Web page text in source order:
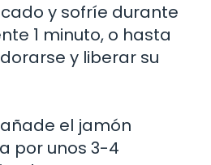
y sofríe durante
1 minuto, o hasta
y liberar su
el jamón
por unos 3-4